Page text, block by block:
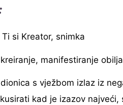
si Kreator, snimka
manifestiranje
s vježbom izlaz iz
kad je izazov najveći,